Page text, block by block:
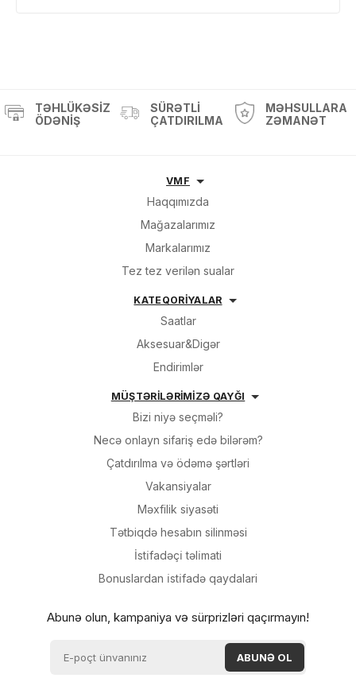
Yekun məbləğ 0 ₼
Alış-verişə davam et
TƏHLÜKƏSIZ
ÖDƏNIŞ
SÜRƏTLI
ÇATDIRILMA
MƏHSULLARA
ZƏMANƏT
VMF
Haqqımızda
Mağazalarımız
Markalarımız
Tez tez verilən sualar
KATEQORİYALAR
Saatlar
Aksesuar&Digər
Endirimlər
MÜŞTƏRİLƏRİMİZƏ QAYĞI
Bizi niyə seçməli?
Necə onlayn sifariş edə bilərəm?
Çatdırılma və ödəmə şərtləri
Vakansiyalar
Məxfilik siyasəti
Tətbiqdə hesabın silinməsi
İsti̇fadəçi̇ təli̇mati
Bonuslardan i̇sti̇fadə qaydalari
Abunə olun, kampaniya və sürprizləri qaçırmayın!